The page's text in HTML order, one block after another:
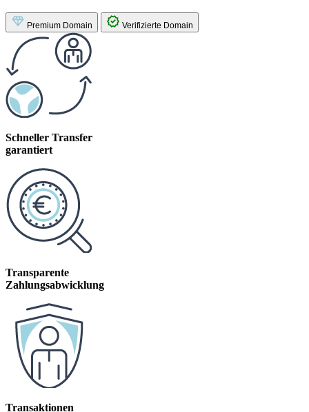
Premium Domain Verifizierte Domain
Schneller Transfer
garantiert
Transparente
Zahlungsabwicklung
Transaktionen